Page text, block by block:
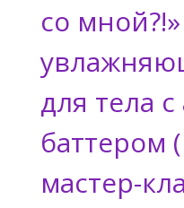
со
для тела
баттером
мастер-